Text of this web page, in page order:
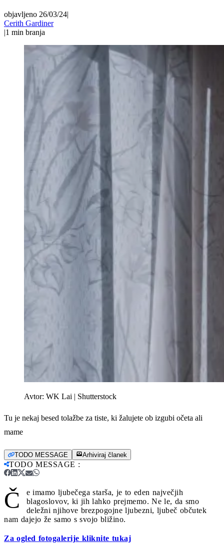
objavljeno 26/03/24|
Cerith Gardiner
|1 min branja
Avtor: WK Lai | Shutterstock
Tu je nekaj besed tolažbe za tiste, ki žalujete ob izgubi očeta ali
mame
TODO MESSAGE Arhiviraj članek
TODO MESSAGE :
Č
e imamo ljubečega starša, je to eden največjih
blagoslovov, ki jih lahko prejmemo. Ne le, da smo
deležni njihove brezpogojne ljubezni, ljubeč občutek
nam dajejo že samo s svojo bližino.
Za ogled fotogalerije kliknite tukaj